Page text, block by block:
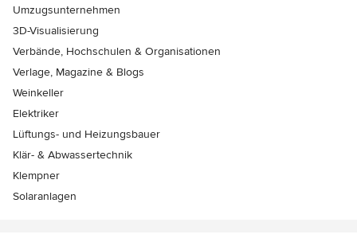
Umzugsunternehmen
3D-Visualisierung
Verbände, Hochschulen & Organisationen
Verlage, Magazine & Blogs
Weinkeller
Elektriker
Lüftungs- und Heizungsbauer
Klär- & Abwassertechnik
Klempner
Solaranlagen